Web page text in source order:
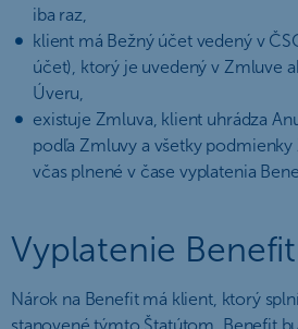
iba raz,
klient má Bežný účet vedený v
účet), ktorý je uvedený v Zmluve
Úveru,
existuje Zmluva, klient uhrádza
podľa Zmluvy a všetky podmienky
včas plnené v čase vyplatenia
Vyplatenie
Nárok na Benefit má klient, ktorý